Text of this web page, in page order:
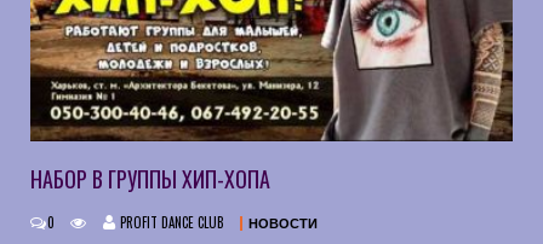
НАБОР В ГРУППЫ ХИП-ХОПА
0 PROFIT DANCE CLUB НОВОСТИ